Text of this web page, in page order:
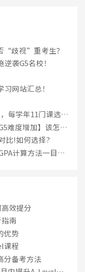
“歧视”重考生？
袭G5名校！
网站汇总！
每学年11门课选课
难度增加】该怎么
比!如何选择?
计算方法一目了
效提分
南
优势
课程
分备考方法